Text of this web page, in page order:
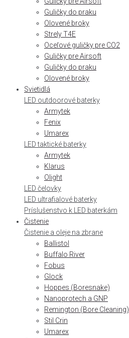
Guličky do praku
Olovené broky
Strely T4E
Oceľové guličky pre CO2
Guličky pre Airsoft
Guličky do praku
Olovené broky
Svietidlá
LED outdoorové baterky
Armytek
Fenix
Umarex
LED taktické baterky
Armytek
Klarus
Olight
LED čelovky
LED ultrafialové baterky
Príslušenstvo k LED baterkám
Čistenie
Čistenie a oleje na zbrane
Ballistol
Buffalo River
Fobus
Glock
Hoppes (Boresnake)
Nanoprotech a GNP
Remington (Bore Cleaning)
Stil Crin
Umarex